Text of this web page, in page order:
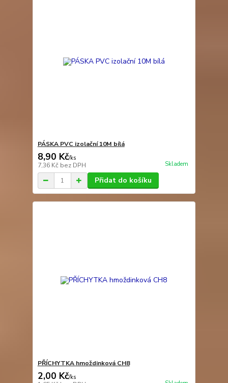
PÁSKA PVC izolační 10M bílá
8,90 Kč/ks
7,36 Kč bez DPH Skladem
Přidat do košíku
PŘÍCHYTKA hmoždinková CH8
2,00 Kč/ks